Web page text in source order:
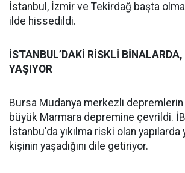
İstanbul, İzmir ve Tekirdağ başta
ilde hissedildi.
İSTANBUL’DAKİ RİSKLİ
YAŞIYOR
Bursa Mudanya merkezli depremlerin
büyük Marmara depremine çevrildi.
İstanbu'da yıkılma riski olan yapılarda
kişinin yaşadığını dile getiriyor.